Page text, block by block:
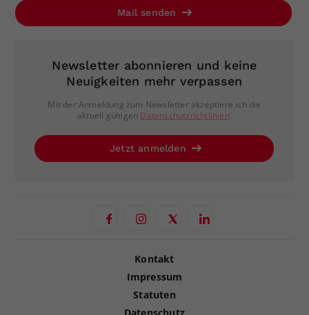
Mail senden
Newsletter abonnieren und keine
Neuigkeiten mehr verpassen
Mit der Anmeldung zum Newsletter akzeptiere ich die
aktuell gültigen Datenschutzrichtlinien.
Jetzt anmelden
Kontakt
Impressum
Statuten
Datenschutz